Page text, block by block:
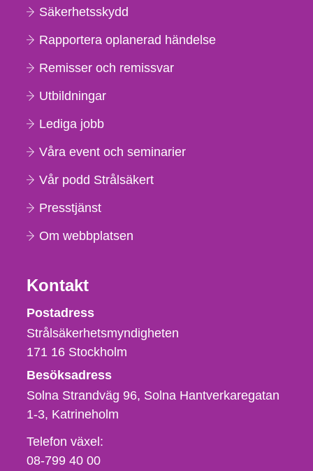
Säkerhetsskydd
Rapportera oplanerad händelse
Remisser och remissvar
Utbildningar
Lediga jobb
Våra event och seminarier
Vår podd Strålsäkert
Presstjänst
Om webbplatsen
Kontakt
Strålsäkerhetsmyndigheten
Postadress
Strålsäkerhetsmyndigheten
171 16 Stockholm
Besöksadress
Solna Strandväg 96, Solna Hantverkaregatan
1-3 Katrineholm
Telefon,
fax
Telefon växel:
08-799 40 00